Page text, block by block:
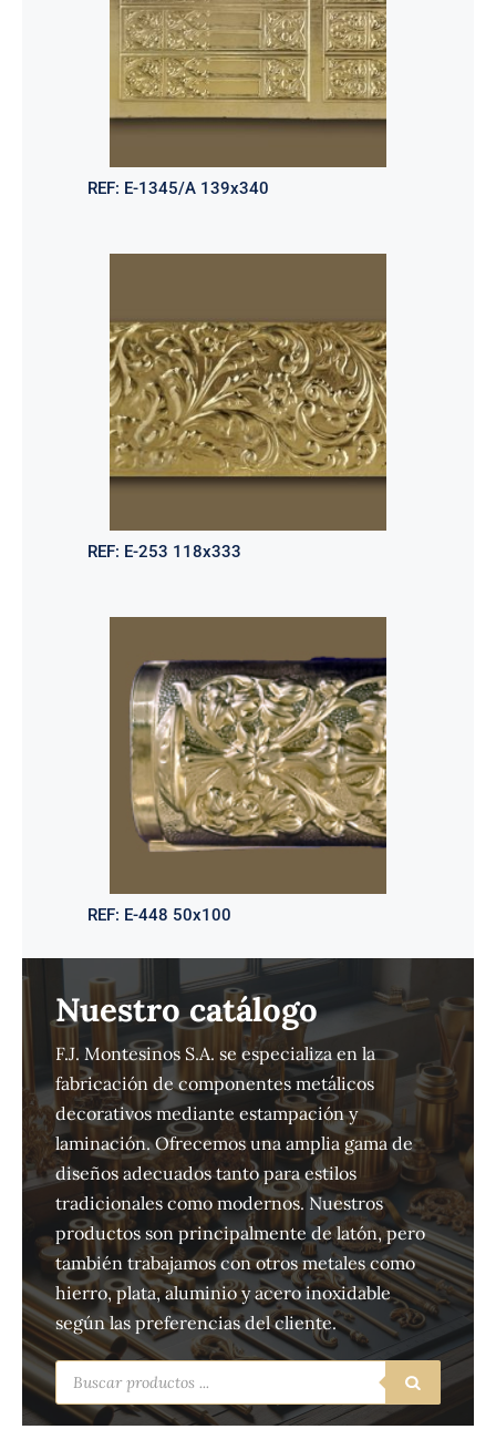
REF: E-1345/A 139x340
REF: E-253 118x333
REF: E-448 50x100
Nuestro catálogo
F.J. Montesinos S.A. se especializa en la
fabricación de componentes metálicos
decorativos mediante estampación y
laminación. Ofrecemos una amplia gama de
diseños adecuados tanto para estilos
tradicionales como modernos. Nuestros
productos son principalmente de latón, pero
también trabajamos con otros metales como
hierro, plata, aluminio y acero inoxidable
según las preferencias del cliente.
Búsqueda
de
productos